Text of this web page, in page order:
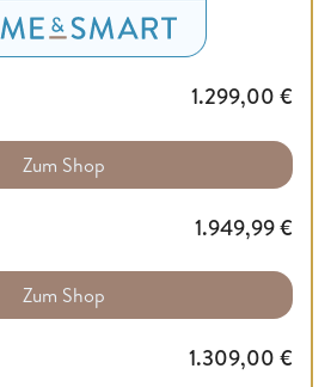
1.299,00 €
Zum Shop
1.949,99€
Zum Shop
1.309,00 €